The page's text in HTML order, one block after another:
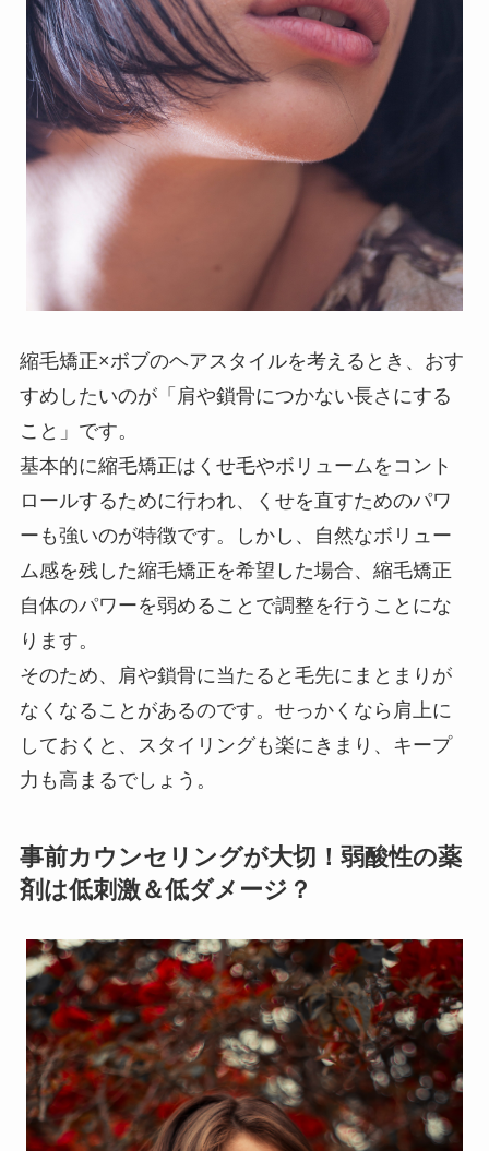
縮毛矯正×ボブのヘアスタイルを考えるとき、おす
すめしたいのが「肩や鎖骨につかない長さにする
こと」です。
基本的に縮毛矯正はくせ毛やボリュームをコント
ロールするために行われ、くせを直すためのパワ
ーも強いのが特徴です。しかし、自然なボリュー
ム感を残した縮毛矯正を希望した場合、縮毛矯正
自体のパワーを弱めることで調整を行うことにな
ります。
そのため、肩や鎖骨に当たると毛先にまとまりが
なくなることがあるのです。せっかくなら肩上に
しておくと、スタイリングも楽にきまり、キープ
力も高まるでしょう。
事前カウンセリングが大切！弱酸性の薬
剤は低刺激＆低ダメージ？